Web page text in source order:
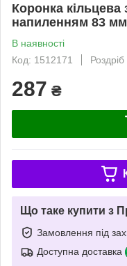
Коронка
напиленням 83 мм
В наявності
Код: 1512171
Роздріб
287 ₴
Що таке купити з
Замовлення під
Доступна доставка